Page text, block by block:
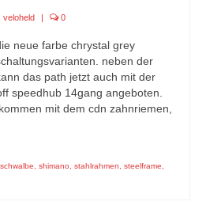
veloheld | 0
neue farbe chrystal grey
neben der
das path jetzt auch mit der
speedhub 14gang angeboten.
mit dem cdn zahnriemen,
schwalbe shimano stahlrahmen steelframe